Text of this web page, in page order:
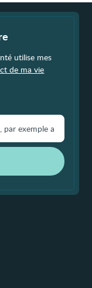
utilise mes
de ma vie